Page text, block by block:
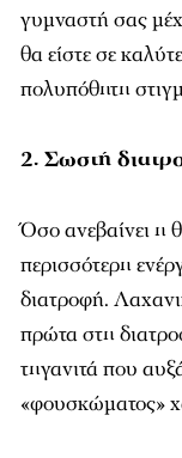
γυμναστή σας
θα είστε σε
πολυπόθητη
2. Σωστή
Όσο ανεβαίνει η
περισσότερη
διατροφή.
πρώτα στη
τηγανιτά που
«φουσκώματος»